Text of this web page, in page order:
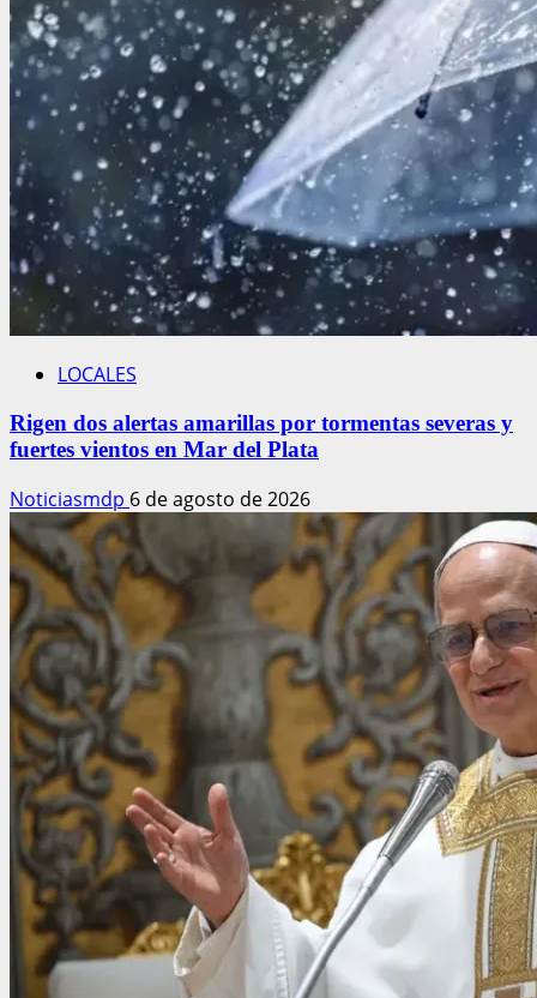
LOCALES
Rigen dos alertas amarillas por tormentas severas y
fuertes vientos en Mar del Plata
Noticiasmdp 6 de agosto de 2026